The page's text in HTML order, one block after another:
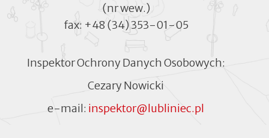
(nr wew.)
fax: +48 (34) 353-01-05
Inspektor Ochrony Danych Osobowych:
Cezary Nowicki
e-mail: inspektor@lubliniec.pl